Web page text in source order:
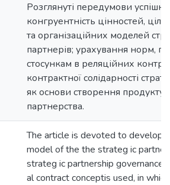
Розглянуті передумови
конгруентність цінностей,
та організаційних моделей
партнерів; урахування норм,
стосункам в реляційних
контрактної солідарності
як основи створення продукту
партнерства.
The article is devoted to
model of the the strateg ic
strateg ic partnership governance.
al contract conceptis used, in